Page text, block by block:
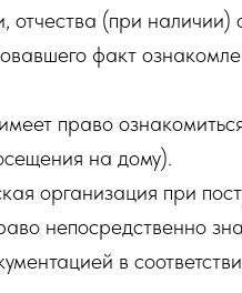
(при наличии)
факт
право
на дому).
организация при
непосредственно
в